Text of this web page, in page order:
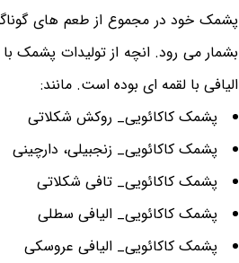
پشمک خود در مجموع از طعم های
بشمار می رود. انچه از تولیدات پشمک
الیافی با لقمه ای بوده است. مانند:
پشمک کاکائویی_ روکش شکلاتی
پشمک کاکائویی_ زنجبیلی، دارچینی
پشمک کاکائویی_ تافی شکلاتی
پشمک کاکائویی_ الیافی سطلی
پشمک کاکائویی_ الیافی عروسکی